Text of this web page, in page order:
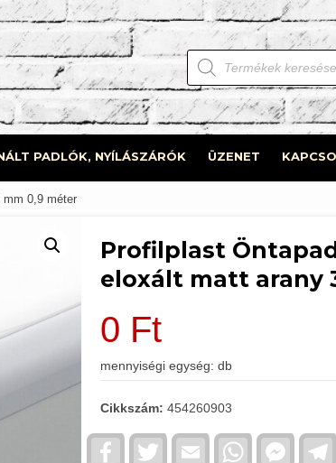
Products
search
PADLÓK, NYÍLÁSZÁRÓK ÜZENET
0,9 méter
Profilplast
eloxált matt arany
0 Ft
mennyiségi egység: db
Cikkszám:454260903
FacebookTwitter Email WhatsApp